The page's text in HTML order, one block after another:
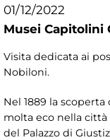
01/12/2022
Musei Capitolini
Visita dedicata ai
Nobiloni.
Nel 1889 la
molta eco nella
del Palazzo di